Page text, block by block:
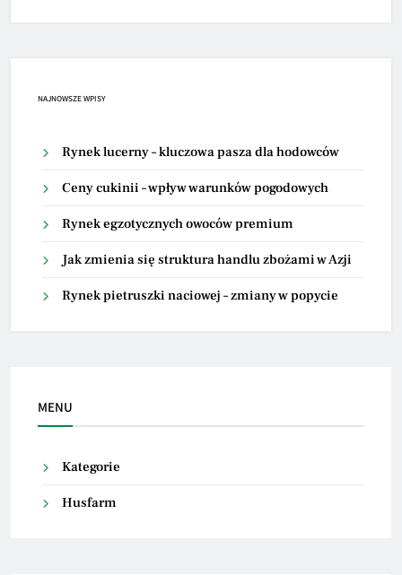
NAJNOWSZE WPISY
Rynek lucerny – kluczowa pasza dla hodowców
Ceny cukinii – wpływ warunków pogodowych
Rynek egzotycznych owoców premium
Jak zmienia się struktura handlu zbożami w Azji
Rynek pietruszki naciowej – zmiany w popycie
MENU
Kategorie
Husfarm